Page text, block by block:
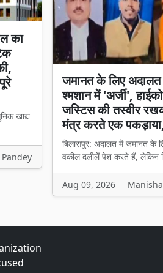
का
खाद्य
जमानत के लिए
श्मशान में 'अर्जी',
जस्टिस की तस्वीर
मंत्र करते एक
बिलासपुर: अदालत में जमानत के
वकील दलीलें पेश करते हैं, लेकिन
Aug 09, 2026